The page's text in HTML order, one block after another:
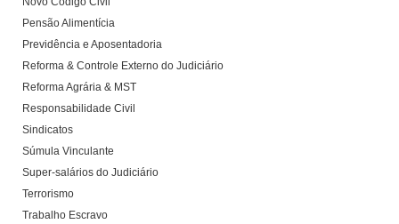
Pensão Alimentícia
Previdência e Aposentadoria
Reforma & Controle Externo do Judiciário
Reforma Agrária & MST
Responsabilidade Civil
Sindicatos
Súmula Vinculante
Super-salários do Judiciário
Terrorismo
Trabalho Escravo